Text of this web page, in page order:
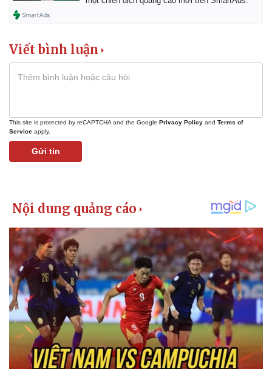
Bất động sản
Khởi nghiệp
Tiêu dùng
Tỷ giá
Chứng khoán
Giá cà phê
Viết bình luận
This site is protected by reCAPTCHA and the Google Privacy Policy and Terms of
Service apply.
Gửi tin